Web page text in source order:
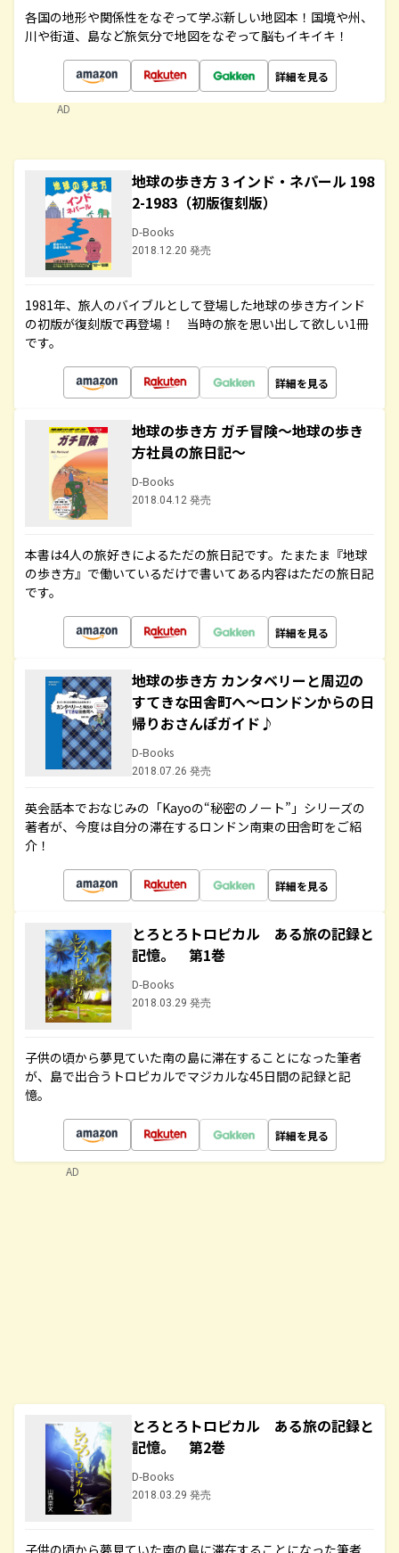
各国の地形や関係性をなぞって学ぶ新しい地図本！国境や州、
川や街道、島など旅気分で地図をなぞって脳もイキイキ！
詳細を見る
AD
地球の歩き方 3 インド・ネパール 198
2-1983（初版復刻版）
D-Books
2018.12.20 発売
1981年、旅人のバイブルとして登場した地球の歩き方インド
の初版が復刻版で再登場！ 当時の旅を思い出して欲しい1冊
です。
詳細を見る
地球の歩き方 ガチ冒険～地球の歩き
方社員の旅日記～
D-Books
2018.04.12 発売
本書は4人の旅好きによるただの旅日記です。たまたま『地球
の歩き方』で働いているだけで書いてある内容はただの旅日記
です。
詳細を見る
地球の歩き方 カンタベリーと周辺の
すてきな田舎町へ～ロンドンからの日
帰りおさんぽガイド♪
D-Books
2018.07.26 発売
英会話本でおなじみの「Kayoの“秘密のノート”」シリーズの
著者が、今度は自分の滞在するロンドン南東の田舎町をご紹
介！
詳細を見る
とろとろトロピカル ある旅の記録と
記憶。 第1巻
D-Books
2018.03.29 発売
子供の頃から夢見ていた南の島に滞在することになった筆者
が、島で出合うトロピカルでマジカルな45日間の記録と記
憶。
詳細を見る
とろとろトロピカル ある旅の記録と
記憶。 第2巻
D-Books
2018.03.29 発売
子供の頃から夢見ていた南の島に滞在することになった筆者
AD